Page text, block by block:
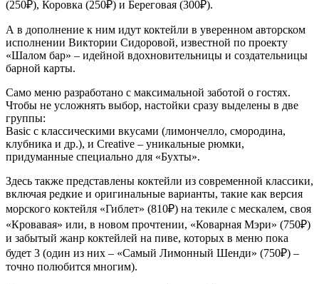
(250₽), Коровка (250₽) и Береговая (300₽).
А в дополнение к ним идут коктейли в уверенном авторском
исполнении Виктории Сидоровой, известной по проекту
«Шалом бар» – идейной вдохновительницы и создательницы
барной карты.
Само меню разработано с максимальной заботой о гостях.
Чтобы не усложнять выбор, настойки сразу выделены в две
группы:
Basic с классическими вкусами (лимончелло, смородина,
клубника и др.), и Creative – уникальные рюмки,
придуманные специально для «Бухты».
Здесь также представлены коктейли из современной классики,
включая редкие и оригинальные варианты, такие как версия
морского коктейля «Гиблет» (810₽) на текиле с мескалем, своя
«Кровавая» или, в новом прочтении, «Коварная Мэри» (750₽)
и забытый жанр коктейлей на пиве, которых в меню пока
будет 3 (один из них – «Самый Лимонный Шенди» (750₽) –
точно полюбится многим).